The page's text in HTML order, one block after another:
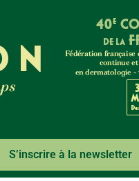
S’inscrire à la newsletter